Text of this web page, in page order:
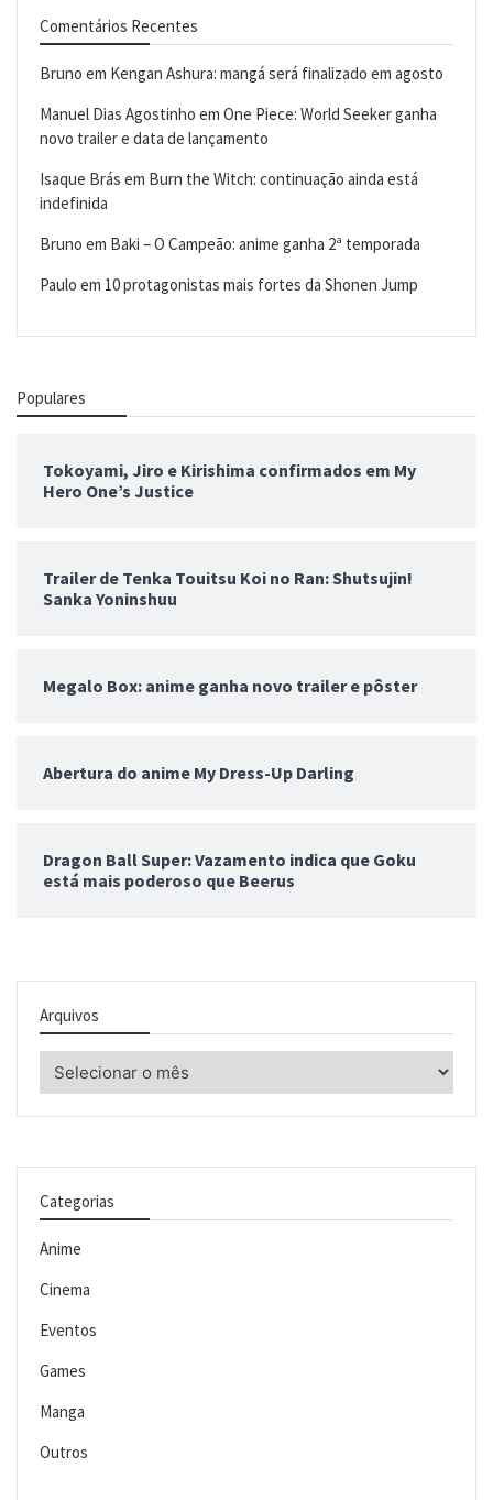
Comentários Recentes
Bruno em Kengan Ashura: mangá será finalizado em agosto
Manuel Dias Agostinho em One Piece: World Seeker ganha
novo trailer e data de lançamento
Isaque Brás em Burn the Witch: continuação ainda está
indefinida
Bruno em Baki – O Campeão: anime ganha 2ª temporada
Paulo em 10 protagonistas mais fortes da Shonen Jump
Populares
Tokoyami, Jiro e Kirishima confirmados em My
Hero One’s Justice
Trailer de Tenka Touitsu Koi no Ran: Shutsujin!
Sanka Yoninshuu
Megalo Box: anime ganha novo trailer e pôster
Abertura do anime My Dress-Up Darling
Dragon Ball Super: Vazamento indica que Goku
está mais poderoso que Beerus
Arquivos
Categorias
Anime
Cinema
Eventos
Games
Manga
Outros